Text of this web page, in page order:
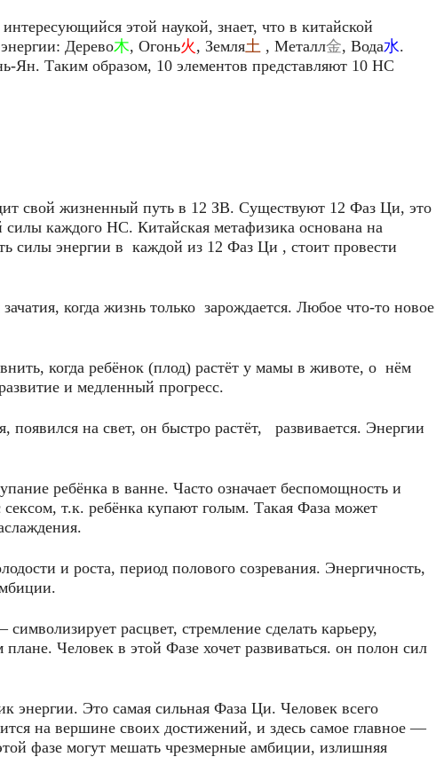
этой наукой, знает, что в китайской
Дерево木, Огонь火, Земля土 , Металл金, Вода水.
Ян. Таким образом, 10 элементов представляют 10 НС
свой жизненный путь в 12 ЗВ. Существуют 12 Фаз Ци, это
силы каждого НС. Китайская метафизика основана на
силы энергии в каждой из 12 Фаз Ци , стоит провести
когда жизнь только зарождается. Любое что-то новое
когда ребёнок (плод) растёт у мамы в животе, о нём
и медленный прогресс.
появился на свет, он быстро растёт, развивается. Энергии
ребёнка в ванне. Часто означает беспомощность и
т.к. ребёнка купают голым. Такая Фаза может
и роста, период полового созревания. Энергичность,
символизирует расцвет, стремление сделать карьеру,
Человек в этой Фазе хочет развиваться. он полон сил
энергии. Это самая сильная Фаза Ци. Человек всего
на вершине своих достижений, и здесь самое главное —
фазе могут мешать чрезмерные амбиции, излишняя